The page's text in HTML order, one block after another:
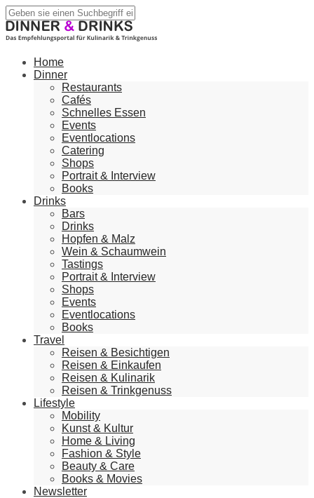
Home
Dinner
Restaurants
Cafés
Schnelles Essen
Events
Eventlocations
Catering
Shops
Portrait & Interview
Books
Drinks
Bars
Drinks
Hopfen & Malz
Wein & Schaumwein
Tastings
Portrait & Interview
Shops
Events
Eventlocations
Books
Travel
Reisen & Besichtigen
Reisen & Einkaufen
Reisen & Kulinarik
Reisen & Trinkgenuss
Lifestyle
Mobility
Kunst & Kultur
Home & Living
Fashion & Style
Beauty & Care
Books & Movies
Newsletter